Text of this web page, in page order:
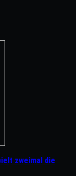
zweimal die